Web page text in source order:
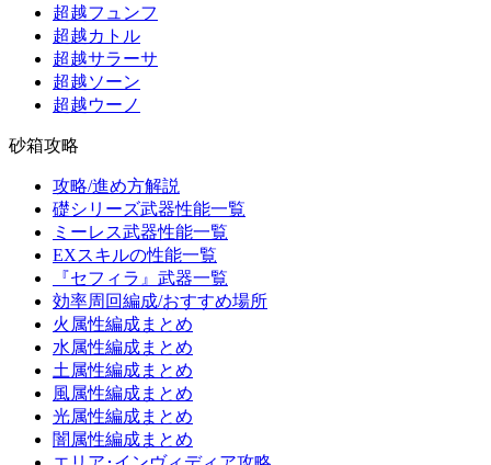
超越フュンフ
超越カトル
超越サラーサ
超越ソーン
超越ウーノ
砂箱攻略
攻略/進め方解説
礎シリーズ武器性能一覧
ミーレス武器性能一覧
EXスキルの性能一覧
『セフィラ』武器一覧
効率周回編成/おすすめ場所
火属性編成まとめ
水属性編成まとめ
土属性編成まとめ
風属性編成まとめ
光属性編成まとめ
闇属性編成まとめ